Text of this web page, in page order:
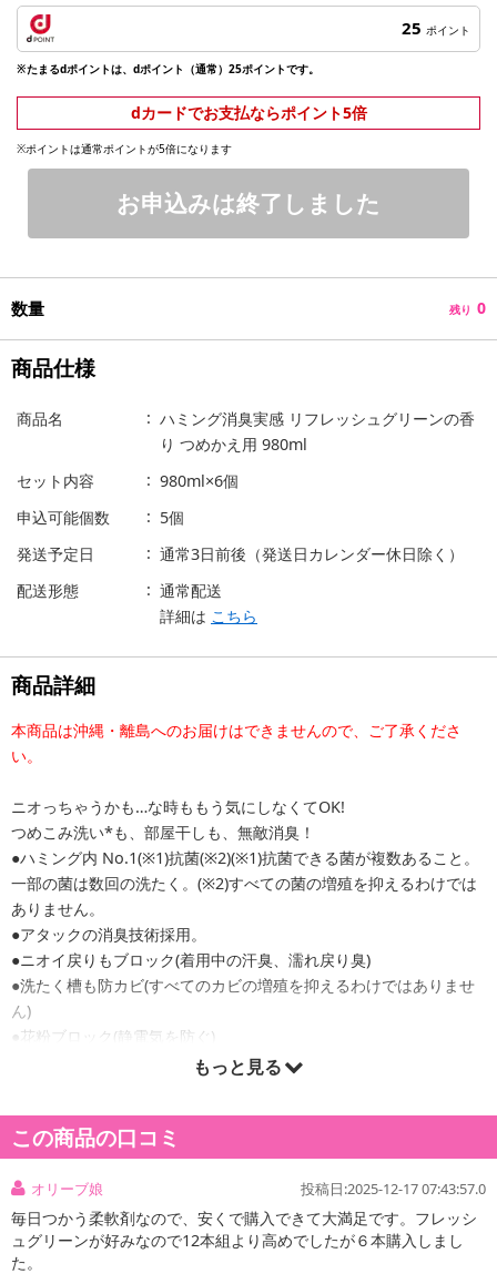
25 ポイント
※たまるdポイントは、dポイント（通常）25ポイントです。
dカードでお支払ならポイント5倍
※ポイントは通常ポイントが5倍になります
お申込みは終了しました
数量 残り 0
商品仕様
商品名
ハミング消臭実感 リフレッシュグリーンの香
り つめかえ用 980ml
セット内容
980ml×6個
申込可能個数
5個
発送予定日
通常3日前後（発送日カレンダー休日除く）
配送形態
通常配送
詳細は こちら
商品詳細
本商品は沖縄・離島へのお届けはできませんので、ご了承くださ
い。
ニオっちゃうかも…な時ももう気にしなくてOK!
つめこみ洗い*も、部屋干しも、無敵消臭！
●ハミング内 No.1(※1)抗菌(※2)(※1)抗菌できる菌が複数あること。
一部の菌は数回の洗たく。(※2)すべての菌の増殖を抑えるわけでは
ありません。
●アタックの消臭技術採用。
●ニオイ戻りもブロック(着用中の汗臭、濡れ戻り臭)
●洗たく槽も防カビ(すべてのカビの増殖を抑えるわけではありませ
ん)
●花粉ブロック(静電気を防ぐ)
●リフレッシュグリーンの香り。もっと見る
この商品の口コミ
オリーブ娘 投稿日:2025-12-17 07:43:57.0
毎日つかう柔軟剤なので、安くで購入できて大満足です。フレッシ
ュグリーンが好みなので12本組より高めでしたが６本購入しまし
た。